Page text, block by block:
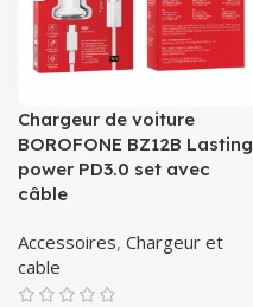
Chargeur de voiture
BOROFONE BZ12B Lasting
power PD3.0 set avec
câble
Accessoires, Chargeur et
cable